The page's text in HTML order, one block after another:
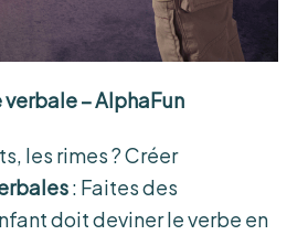
verbale– AlphaFun
les rimes ? Créer
: Faites des
doit deviner le verbe en